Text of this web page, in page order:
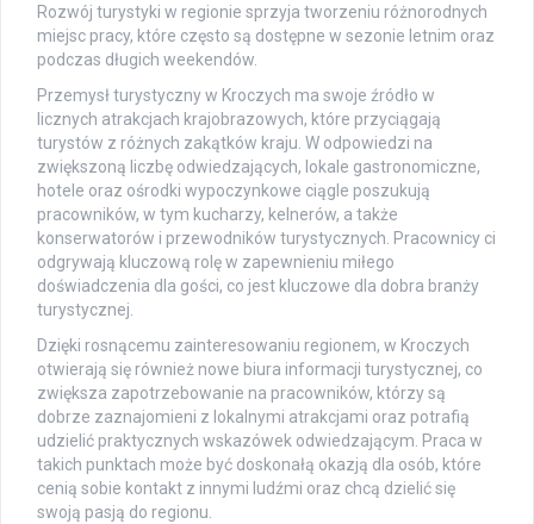
Rozwój turystyki w regionie sprzyja tworzeniu różnorodnych
miejsc pracy, które często są dostępne w sezonie letnim oraz
podczas długich weekendów.
Przemysł turystyczny w Kroczych ma swoje źródło w
licznych atrakcjach krajobrazowych, które przyciągają
turystów z różnych zakątków kraju. W odpowiedzi na
zwiększoną liczbę odwiedzających, lokale gastronomiczne,
hotele oraz ośrodki wypoczynkowe ciągle poszukują
pracowników, w tym kucharzy, kelnerów, a także
konserwatorów i przewodników turystycznych. Pracownicy ci
odgrywają kluczową rolę w zapewnieniu miłego
doświadczenia dla gości, co jest kluczowe dla dobra branży
turystycznej.
Dzięki rosnącemu zainteresowaniu regionem, w Kroczych
otwierają się również nowe biura informacji turystycznej, co
zwiększa zapotrzebowanie na pracowników, którzy są
dobrze zaznajomieni z lokalnymi atrakcjami oraz potrafią
udzielić praktycznych wskazówek odwiedzającym. Praca w
takich punktach może być doskonałą okazją dla osób, które
cenią sobie kontakt z innymi ludźmi oraz chcą dzielić się
swoją pasją do regionu.